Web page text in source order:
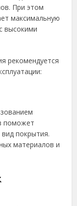
При этом
максимальную
высокими
рекомендуется
поможет
покрытия.
материалов и